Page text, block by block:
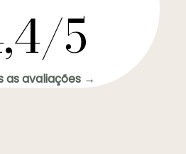
5
as avaliações →